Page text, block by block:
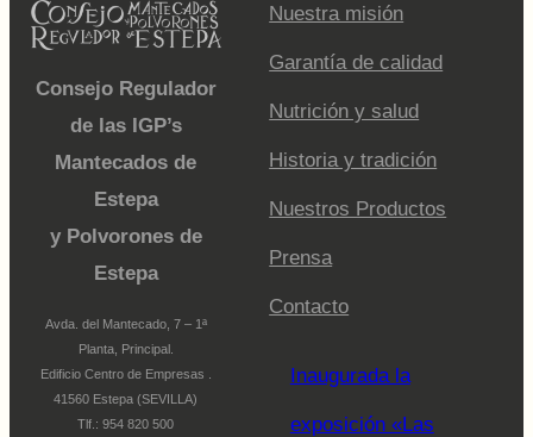
Consejo Regulador
de las IGP’s
Mantecados de
Estepa
y Polvorones de
Estepa
Avda. del Mantecado, 7 – 1ª
Planta, Principal.
Edificio Centro de Empresas .
41560 Estepa (SEVILLA)
Tlf.: 954 820 500
Nuestra misión
Garantía de calidad
Nutrición y salud
Historia y tradición
Nuestros Productos
Prensa
Contacto
Inaugurada la
exposición «Las